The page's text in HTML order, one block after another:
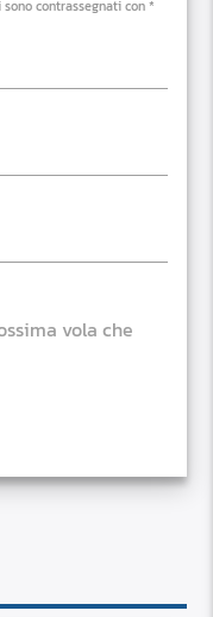
contrassegnati con *
vola che